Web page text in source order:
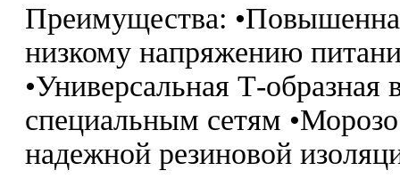
Преимущества:
низкому напряжению
•Универсальная Т-
специальным сетям
надежной резиновой